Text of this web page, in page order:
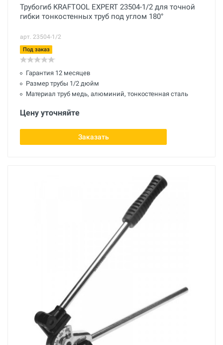
Трубогиб KRAFTOOL EXPERT 23504-1/2 для точной
гибки тонкостенных труб под углом 180°
арт. 23504-1/2
Под заказ
Гарантия 12 месяцев
Размер трубы 1/2 дюйм
Материал труб медь, алюминий, тонкостенная сталь
Цену уточняйте
Заказать